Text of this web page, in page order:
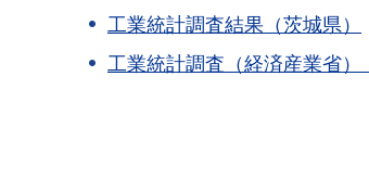
工業統計調査結果（茨城県）
工業統計調査（経済産業省）